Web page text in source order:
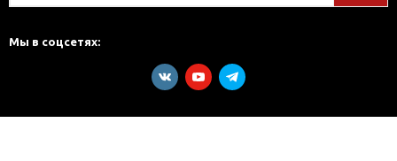
Мы в соцсетях: